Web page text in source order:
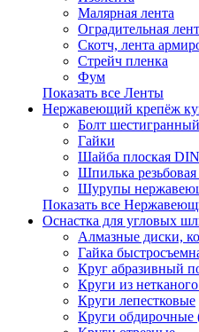
Малярная лента
Оградительная
Скотч, лента
Стрейч пленка
Фум
Показать все Ленты
Нержавеющий крепёж
Болт
Гайки
Шайба плоская
Шпилька
Шурупы
Показать все
Оснастка для угловых
Алмазные диски,
Гайка
Круг абразивный
Круги из
Круги лепестковые
Круги обдирочные